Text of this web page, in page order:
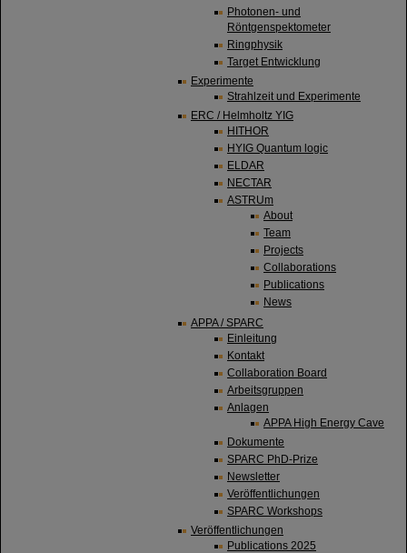
Photonen- und
Röntgenspektometer
Ringphysik
Target Entwicklung
Experimente
Strahlzeit und Experimente
ERC / Helmholtz YIG
HITHOR
HYIG Quantum logic
ELDAR
NECTAR
ASTRUm
About
Team
Projects
Collaborations
Publications
News
APPA / SPARC
Einleitung
Kontakt
Collaboration Board
Arbeitsgruppen
Anlagen
APPA High Energy Cave
Dokumente
SPARC PhD-Prize
Newsletter
Veröffentlichungen
SPARC Workshops
Veröffentlichungen
Publications 2025